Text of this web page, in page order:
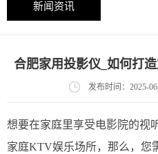
新闻资讯
合肥家用投影仪_如何打
发布时间：2025-
想要在家庭里享受电影院的视
家庭KTV娱乐场所，那么，您